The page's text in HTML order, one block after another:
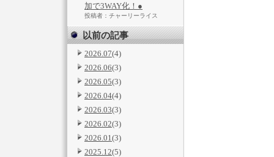
加で3WAY化！●
投稿者：チャーリーライス
以前の記事
2026.07(4)
2026.06(3)
2026.05(3)
2026.04(4)
2026.03(3)
2026.02(3)
2026.01(3)
2025.12(5)